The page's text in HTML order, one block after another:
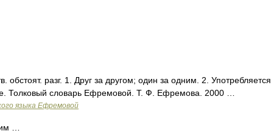
обстоят. разг. 1. Друг за другом; один за одним. 2. Употребляется
Толковый словарь Ефремовой. Т. Ф. Ефремова. 2000 …
языка Ефремовой
…